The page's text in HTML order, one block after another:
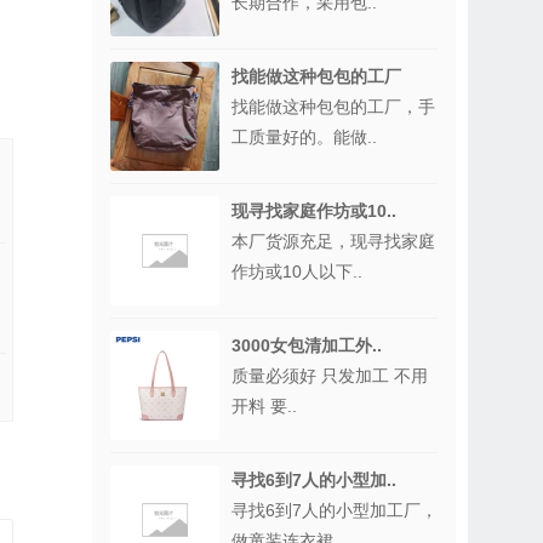
找能做这种包包的工厂
找能做这种包包的工厂，手
工质量好的。能做..
现寻找家庭作坊或10..
本厂货源充足，现寻找家庭
作坊或10人以下..
3000女包清加工外..
质量必须好 只发加工 不用
开料 要..
寻找6到7人的小型加..
寻找6到7人的小型加工厂，